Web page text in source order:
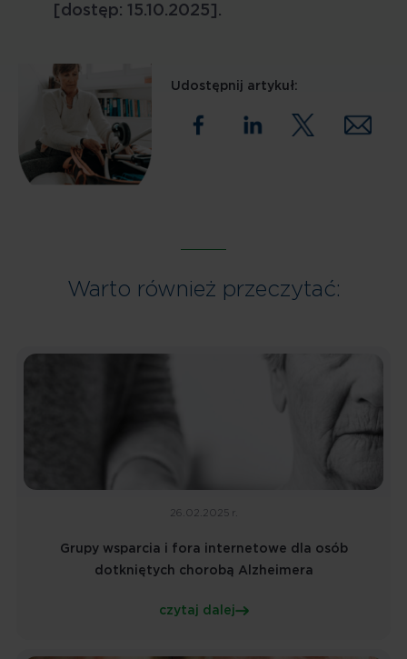
[dostęp: 15.10.2025].
Udostępnij artykuł:
Warto również przeczytać:
26.02.2025 r.
Grupy wsparcia i fora internetowe dla osób
dotkniętych chorobą Alzheimera
czytaj dalej